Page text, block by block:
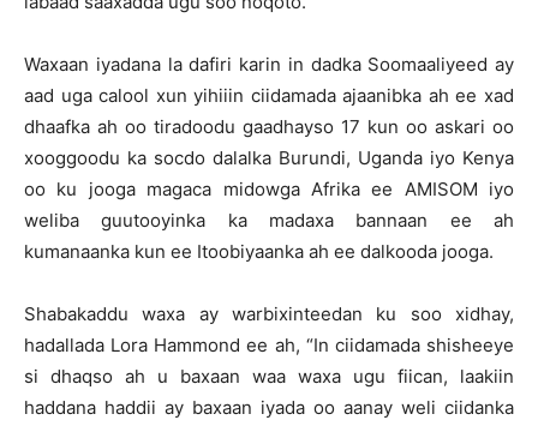
Waxaan iyadana la dafiri karin in dadka Soomaaliyeed ay
aad uga calool xun yihiiin ciidamada ajaanibka ah ee xad
dhaafka ah oo tiradoodu gaadhayso 17 kun oo askari oo
xooggoodu ka socdo dalalka Burundi, Uganda iyo Kenya
oo ku jooga magaca midowga Afrika ee AMISOM iyo
weliba guutooyinka ka madaxa bannaan ee ah
kumanaanka kun ee Itoobiyaanka ah ee dalkooda jooga.
Shabakaddu waxa ay warbixinteedan ku soo xidhay,
hadallada Lora Hammond ee ah, “In ciidamada shisheeye
si dhaqso ah u baxaan waa waxa ugu fiican, laakiin
haddana haddii ay baxaan iyada oo aanay weli ciidanka